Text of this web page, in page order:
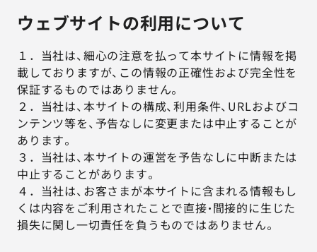
ウェブサイトの利用について
１．当社は、細心の注意を払って本サイトに情報を掲
載しておりますが、この情報の正確性および完全性を
保証するものではありません。
２．当社は、本サイトの構成、利用条件、URLおよびコ
ンテンツ等を、予告なしに変更または中止することが
あります。
３．当社は、本サイトの運営を予告なしに中断または
中止することがあります。
４．当社は、お客さまが本サイトに含まれる情報もし
くは内容をご利用されたことで直接・間接的に生じた
損失に関し一切責任を負うものではありません。